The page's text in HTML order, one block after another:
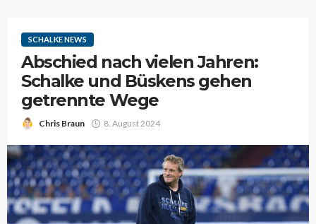
SCHALKE NEWS
Abschied nach vielen Jahren:
Schalke und Büskens gehen
getrennte Wege
Chris Braun 8. August 2024